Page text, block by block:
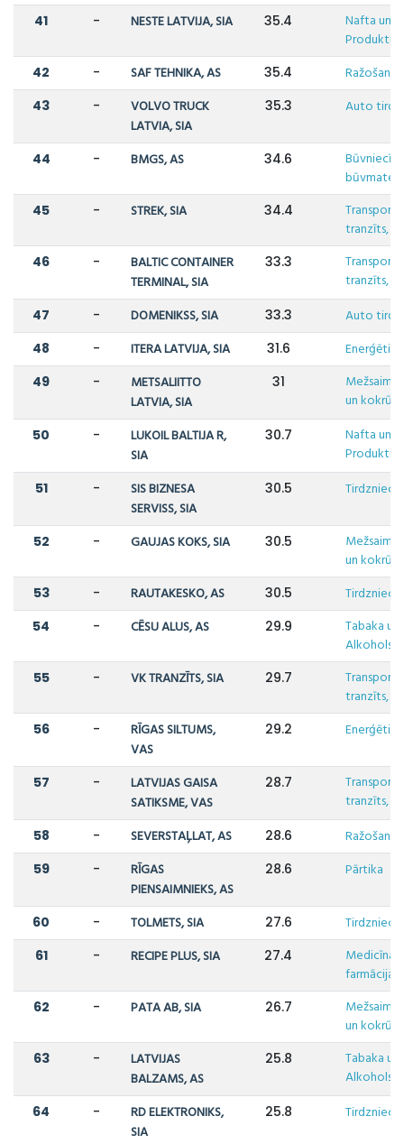
41 - NESTE LATVIJA, SIA 35.4
Nafta un
Produkti
42 - SAF TEHNIKA, AS 35.4 Ražošana
43 -
VOLVO TRUCK
LATVIA, SIA
35.3 Auto
44 - BMGS, AS 34.6
45 - STREK, SIA 34.4
Transports,
tranzīts,
46 -
BALTIC CONTAINER
TERMINAL, SIA
33.3
Transports,
tranzīts,
47 - DOMENIKSS, SIA 33.3 Auto
48 - ITERA LATVIJA, SIA 31.6 Enerģētika
49 -
METSALIITTO
LATVIA, SIA
31
un
50 -
LUKOIL BALTIJA R,
SIA
30.7
Nafta un
Produkti
51 -
SIS BIZNESA
SERVISS, SIA
30.5
52 - GAUJAS KOKS, SIA 30.5
un
53 - RAUTAKESKO, AS 30.5
54 - CĒSU ALUS, AS 29.9
Tabaka un
Alkohols
55 - VK TRANZĪTS, SIA 29.7
Transports,
tranzīts,
56 -
RĪGAS SILTUMS,
VAS
29.2 Enerģētika
57 -
LATVIJAS GAISA
SATIKSME, VAS
28.7
Transports,
tranzīts,
58 - SEVERSTAĻLAT, AS 28.6 Ražošana
59 -
RĪGAS
PIENSAIMNIEKS, AS
28.6 Pārtika
60 - TOLMETS, SIA 27.6
61 - RECIPE PLUS, SIA 27.4
Medicīna
farmācija
62 - PATA AB, SIA 26.7
un
63 -
LATVIJAS
BALZAMS, AS
25.8
Tabaka un
Alkohols
64 -
RD ELEKTRONIKS,
SIA
25.8